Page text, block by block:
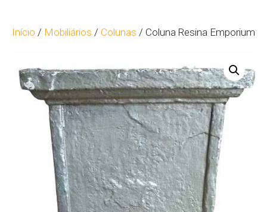
Início / Mobiliários / Colunas / Coluna Resina Emporium